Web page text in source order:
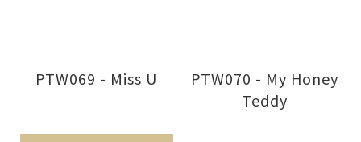
PTW069 - Miss U
PTW070 - My Honey
Teddy